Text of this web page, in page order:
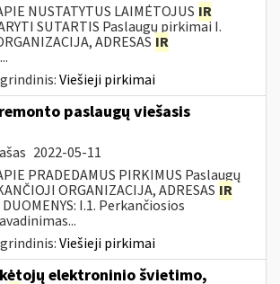
NUSTATYTUS LAIMĖTOJUS IR
SUTARTIS Paslaugų pirkimai I.
ADRESAS IR
Viešieji pirkimai
paslaugų viešasis
2022-05-11
PRADEDAMUS PIRKIMUS Paslaugų
ORGANIZACIJA, ADRESAS IR
I.1. Perkančiosios
Viešieji pirkimai
elektroninio švietimo,